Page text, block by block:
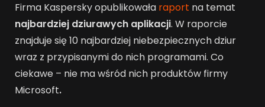
Firma Kaspersky opublikowała raport na temat
najbardziej dziurawych aplikacji. W raporcie
znajduje się 10 najbardziej niebezpiecznych dziur
wraz z przypisanymi do nich programami. Co
ciekawe – nie ma wśród nich produktów firmy
Microsoft.